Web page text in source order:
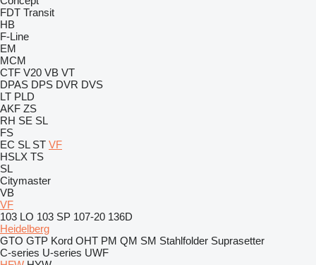
FDT Transit
HB
F-Line
EM
MCM
CTF V20 VB VT
DPAS DPS DVR DVS
LT PLD
AKF ZS
RH SE SL
FS
EC SL ST VF
HSLX TS
SL
Citymaster
VB
VF
103 LO 103 SP 107-20 136D
Heidelberg
GTO GTP Kord OHT PM QM SM Stahlfolder Suprasetter
C-series U-series UWF